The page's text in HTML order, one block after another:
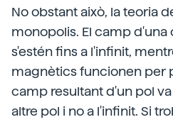
No obstant això, la teoria
monopolis. El camp
s'estén fins a l'infinit,
magnètics funcionen per
camp resultant d'un pol
altre pol i no a l'infinit. Si